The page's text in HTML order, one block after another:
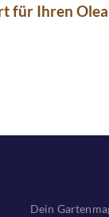
für Ihren
Dein